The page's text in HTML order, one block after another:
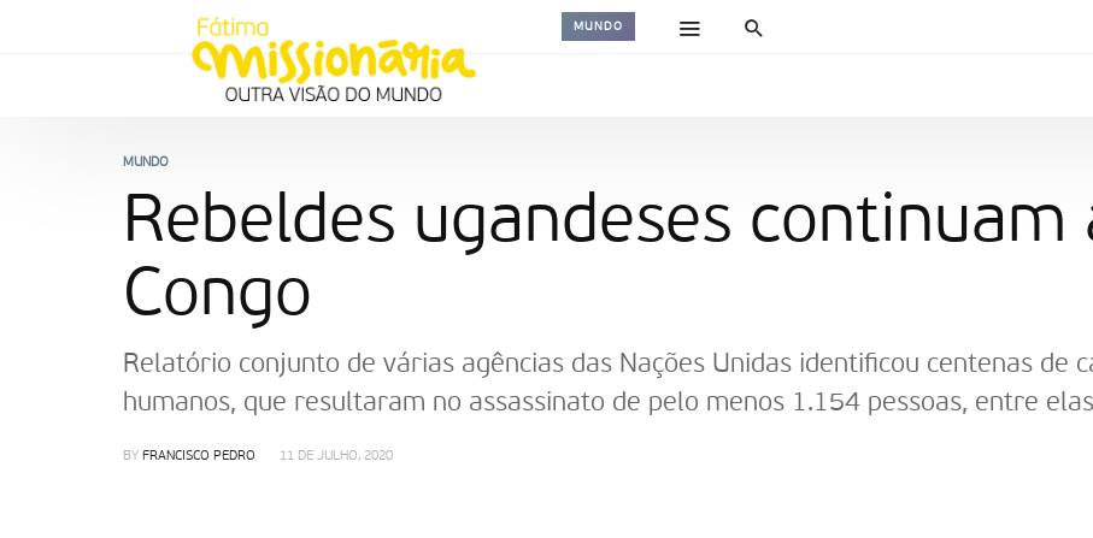
MUNDO
MUNDO
Rebeldes ugandeses
Congo
Relatório conjunto de várias agências das Nações Unidas identificou centenas de
humanos, que resultaram no assassinato de pelo menos 1.154 pessoas, entre
BY FRANCISCO PEDRO 11 DE JULHO, 2020